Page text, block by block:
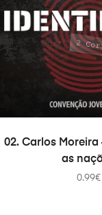
ADD TO
02. Carlos Moreira
as
0.99€